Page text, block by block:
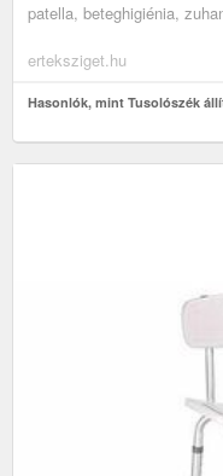
patella, beteghigiénia,
erteksziget.hu
Hasonlók, mint Tusolószék